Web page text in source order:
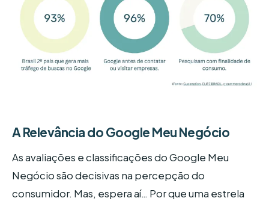
A Relevância do Google Meu Negócio
As avaliações e classificações do Google Meu
Negócio são decisivas na percepção do
consumidor. Mas, espera aí… Por que uma estrela